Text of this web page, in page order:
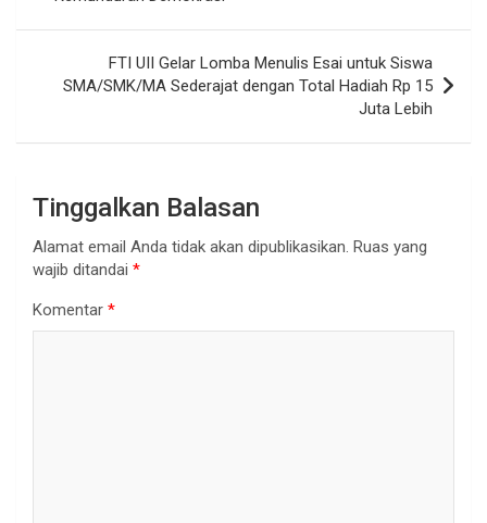
FTI UII Gelar Lomba Menulis Esai untuk Siswa
SMA/SMK/MA Sederajat dengan Total Hadiah Rp 15
Juta Lebih
Tinggalkan Balasan
Alamat email Anda tidak akan dipublikasikan. Ruas yang
wajib ditandai *
Komentar *